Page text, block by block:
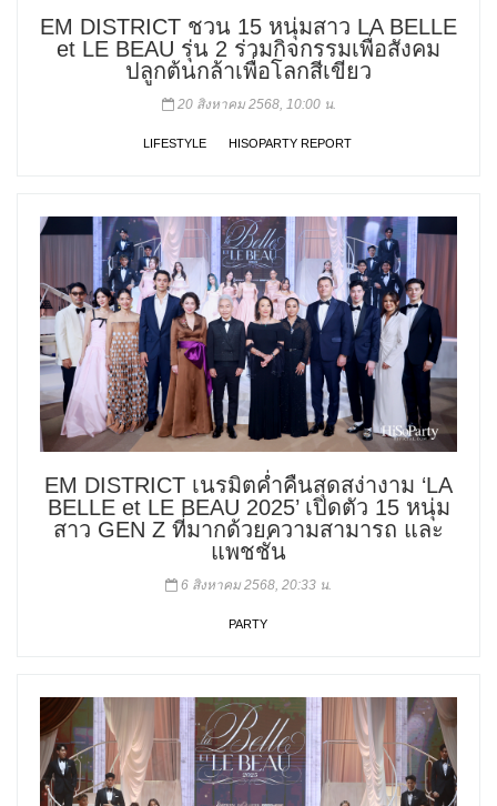
EM DISTRICT ชวน 15 หนุ่มสาว LA BELLE
et LE BEAU รุ่น 2 ร่วมกิจกรรมเพื่อสังคม
ปลูกต้นกล้าเพื่อโลกสีเขียว
20 สิงหาคม 2568, 10:00 น.
LIFESTYLE HISOPARTY REPORT
EM DISTRICT เนรมิตค่ำคืนสุดสง่างาม ‘LA
BELLE et LE BEAU 2025’ เปิดตัว 15 หนุ่ม
สาว GEN Z ที่มากด้วยความสามารถ และ
แพชชั่น
6 สิงหาคม 2568, 20:33 น.
PARTY